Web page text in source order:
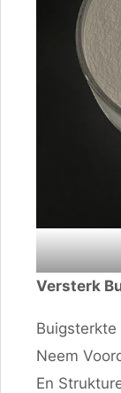
Versterk
Buigsterkte
Neem
En